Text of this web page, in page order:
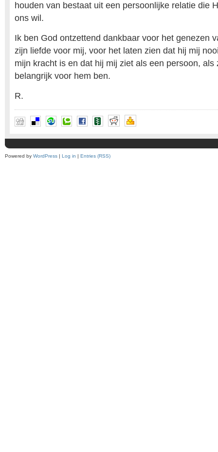
houden van bestaat uit een persoonlijke relatie die
ons wil.
Ik ben God ontzettend dankbaar voor het genezen
zijn liefde voor mij, voor het laten zien dat hij mij
mijn kracht is en dat hij mij ziet als een persoon, als
belangrijk voor hem ben.
R.
Powered by WordPress | Log in | Entries (RSS)